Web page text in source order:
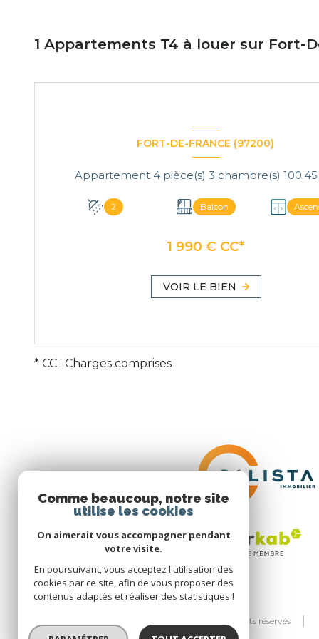
1 Appartements T4 à louer sur Fort-
FORT-DE-FRANCE (97200)
2 Balcon
1 990 € CC*
VOIR LE BIEN
* CC : Charges comprises
© 2026 | Tous droits réservés
Comme beaucoup, notre site
utilise les cookies
On aimerait vous accompagner pendant
votre visite.
En poursuivant, vous acceptez l'utilisation des
cookies par ce site, afin de vous proposer des
contenus adaptés et réaliser des statistiques !